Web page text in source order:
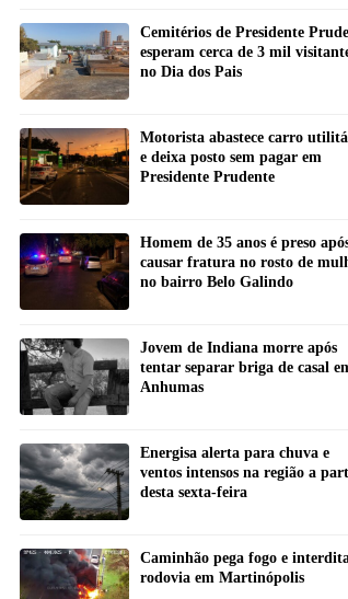
Cemitérios de Presidente
esperam cerca de 3 mil
no Dia dos Pais
Motorista abastece carro
e deixa posto sem pagar em
Presidente Prudente
Homem de 35 anos é preso
causar fratura no rosto de
no bairro Belo Galindo
Jovem de Indiana morre após
tentar separar briga de casal
Anhumas
Energisa alerta para chuva e
ventos intensos na região a
desta sexta-feira
Caminhão pega fogo e
rodovia em Martinópolis